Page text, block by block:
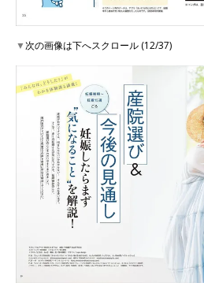
▼次の画像は下へスクロール (12/37)